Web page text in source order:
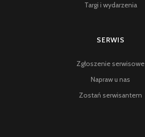
Targi i wydarzenia
SERWIS
Zgłoszenie serwisowe
Napraw u nas
Zostań serwisantem